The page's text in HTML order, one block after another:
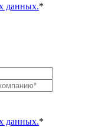
данных.*
данных.*